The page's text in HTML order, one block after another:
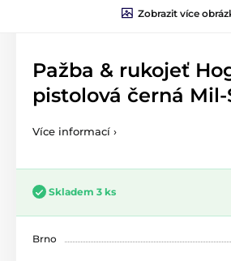
Zobrazit více
Pažba & rukojeť
pistolová černá Mil-
Více informací ›
Skladem 3 ks
Brno